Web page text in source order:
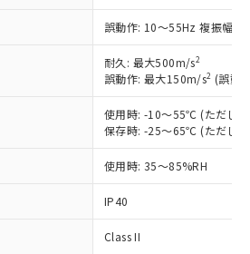
誤動作: 10～55Hz 複振幅
耐久: 最大500m/s2
誤動作: 最大150m/s2 (誤動
使用時: -10～55℃ (ただし
保存時: -25～65℃ (ただし
使用時: 35～85%RH
IP40
Class II
スは、当社制御機器事業取扱
提供させていただくもので
機器事業取扱商品の中には、
スの対象外となる商品もある
了承ください。
および標準価格照会結果は、
いる更新日時点での社内デー
き作成されるものであり、閲
時点での実際の在庫および標
異なる場合があることをご
EU RoHS指令（10物質）の
況を調査中または確認中の
センス料など無形物で、有
係のない商品です。
により、非含有部品として
有品と判明した場合などや
ることがあります。
質）：
、 水銀(Hg) 1000ppm以下、 カド
以下、ポリ臭化ビフェニル
質材料含有率が中国RoHSの
ることを示します。
質材料含有率が中国RoHSの
いることを示します。
です。当社販売部門へお問
。
基準値 (GB/T26572)：
これら貴社製品のうち、外国
び外国貿易法に定める商品
制貨物等」という）を輸出
外への提供する場合は、日本
輸出許可(または役務取引許
するなどの必要な手続きを